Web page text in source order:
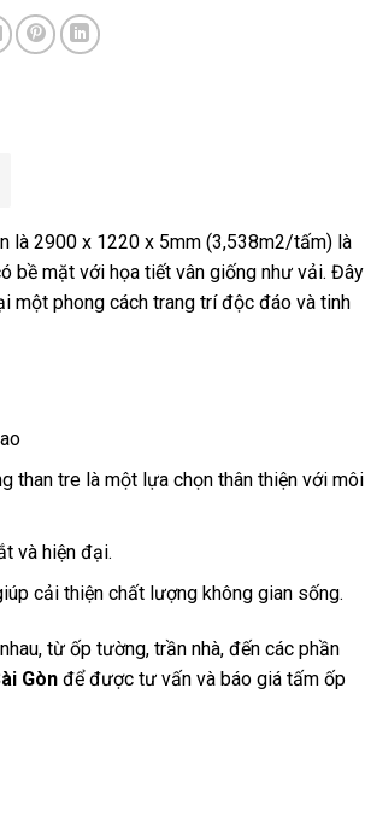
là 2900 x 1220 x 5mm (3,538m2/tấm) là
bề mặt với họa tiết vân giống như vải. Đây
một phong cách trang trí độc đáo và tinh
than tre là một lựa chọn thân thiện với môi
và hiện đại.
cải thiện chất lượng không gian sống.
từ ốp tường, trần nhà, đến các phần
Gòn để được tư vấn và báo giá tấm ốp